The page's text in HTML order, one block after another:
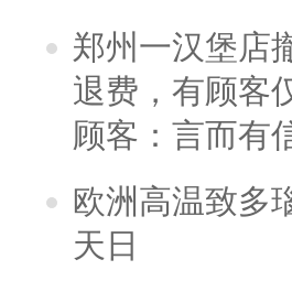
郑州一汉堡店
退费，有顾客
顾客：言而有
欧洲高温致多
天日